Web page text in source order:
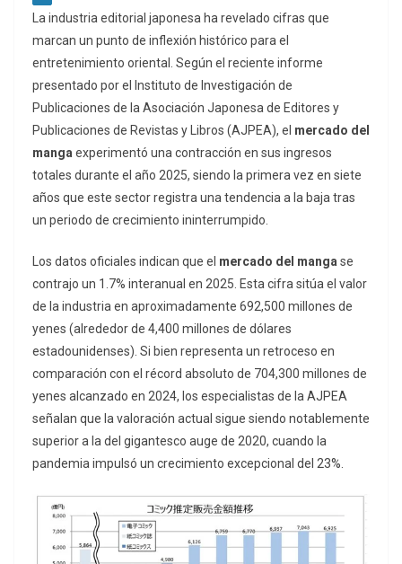
La industria editorial japonesa ha revelado cifras que
marcan un punto de inflexión histórico para el
entretenimiento oriental. Según el reciente informe
presentado por el Instituto de Investigación de
Publicaciones de la Asociación Japonesa de Editores y
Publicaciones de Revistas y Libros (AJPEA), el mercado del
manga experimentó una contracción en sus ingresos
totales durante el año 2025, siendo la primera vez en siete
años que este sector registra una tendencia a la baja tras
un periodo de crecimiento ininterrumpido.
Los datos oficiales indican que el mercado del manga se
contrajo un 1.7% interanual en 2025. Esta cifra sitúa el valor
de la industria en aproximadamente 692,500 millones de
yenes (alrededor de 4,400 millones de dólares
estadounidenses). Si bien representa un retroceso en
comparación con el récord absoluto de 704,300 millones de
yenes alcanzado en 2024, los especialistas de la AJPEA
señalan que la valoración actual sigue siendo notablemente
superior a la del gigantesco auge de 2020, cuando la
pandemia impulsó un crecimiento excepcional del 23%.